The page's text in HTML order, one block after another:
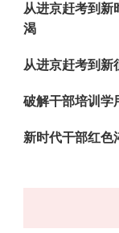
从进京赶考到新
渴
从进京赶考到新
破解干部培训学
新时代干部红色